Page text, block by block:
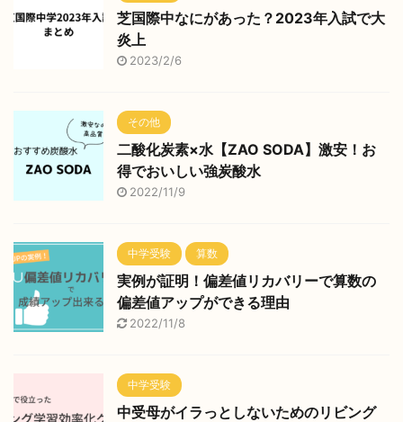
芝国際中なにがあった？2023年入試で大
炎上
2023/2/6
その他
二酸化炭素×水【ZAO SODA】激安！お
得でおいしい強炭酸水
2022/11/9
中学受験 算数
実例が証明！偏差値リカバリーで算数の
偏差値アップができる理由
2022/11/8
中学受験
中受母がイラっとしないためのリビング